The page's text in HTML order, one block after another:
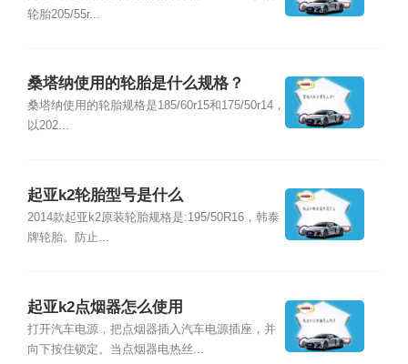
轮胎205/55r...
桑塔纳使用的轮胎是什么规格？
桑塔纳使用的轮胎规格是185/60r15和175/50r14，
以202...
起亚k2轮胎型号是什么
2014款起亚k2原装轮胎规格是:195/50R16，韩泰
牌轮胎。防止...
起亚k2点烟器怎么使用
打开汽车电源，把点烟器插入汽车电源插座，并
向下按住锁定。当点烟器电热丝...